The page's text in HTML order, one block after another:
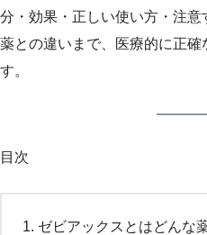
分・効果・正しい使い方・注
薬との違いまで、医療的に正確
す。
目次
ゼビアックスとはどんな